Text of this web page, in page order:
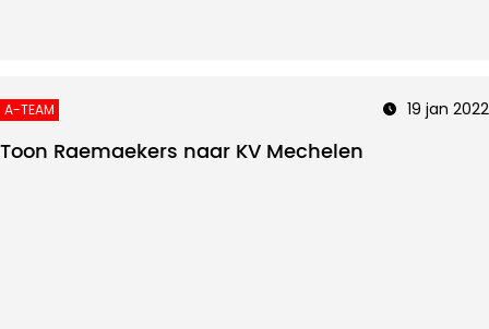
A-TEAM 19 jan 2022
Toon Raemaekers naar KV Mechelen